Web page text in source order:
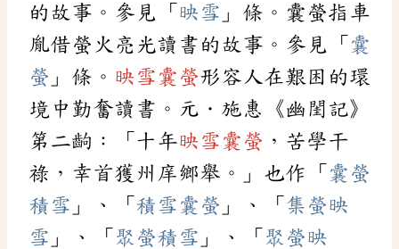
的故事。參見「 映雪 」條。囊螢指車
胤借螢火亮光讀書的故事。參見「 囊
螢 」條。 映雪囊螢形容人在艱困的環
境中勤奮讀書。元．施惠《幽閨記》
第二齣：「十年映雪囊螢 ，苦學干
祿，幸首獲州庠鄉舉。」也作「 囊螢
積雪 」、「 積雪囊螢 」、「 集螢映
雪 」、「 聚螢積雪 」、「 聚螢映